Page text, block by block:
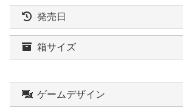
発売日
箱サイズ
ゲームデザイン